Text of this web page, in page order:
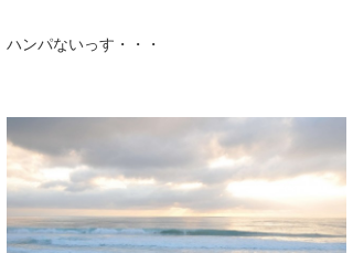
ハンパないっす・・・